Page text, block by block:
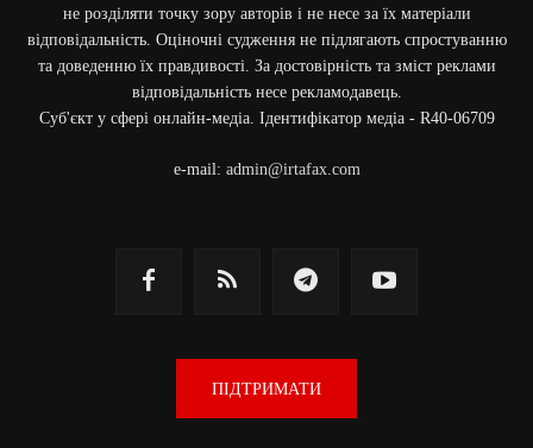
не розділяти точку зору авторів і не несе за їх матеріали
відповідальність. Оціночні судження не підлягають спростуванню
та доведенню їх правдивості. За достовірність та зміст реклами
відповідальність несе рекламодавець.
Cуб'єкт у сфері онлайн-медіа. Ідентифікатор медіа - R40-06709
e-mail: admin@irtafax.com
ПІДТРИМАТИ